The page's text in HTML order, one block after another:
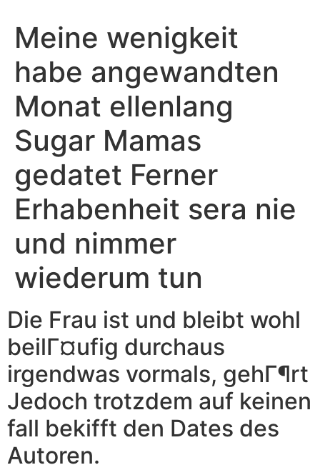
Meine wenigkeit
habe angewandten
Monat ellenlang
Sugar Mamas
gedatet Ferner
Erhabenheit sera nie
und nimmer
wiederum tun
Die Frau ist und bleibt wohl
beilГ¤ufig durchaus
irgendwas vormals, gehГ¶rt
Jedoch trotzdem auf keinen
fall bekifft den Dates des
Autoren.